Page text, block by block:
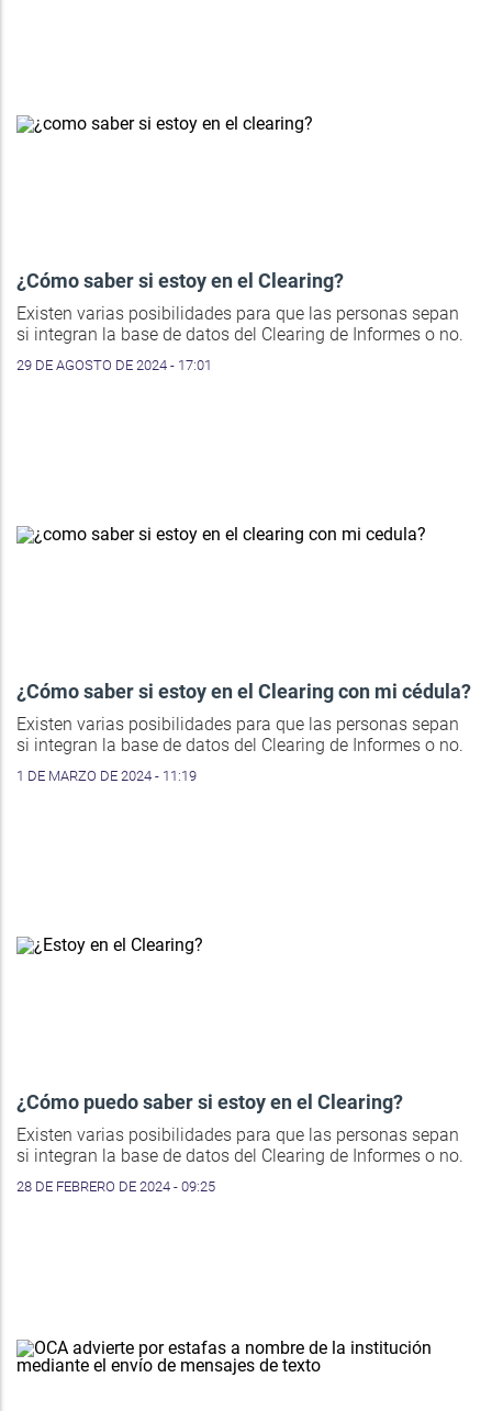
¿Cómo saber si estoy en el Clearing?
Existen varias posibilidades para que las personas sepan
si integran la base de datos del Clearing de Informes o no.
29 DE AGOSTO DE 2024 - 17:01
¿Cómo saber si estoy en el Clearing con mi cédula?
Existen varias posibilidades para que las personas sepan
si integran la base de datos del Clearing de Informes o no.
1 DE MARZO DE 2024 - 11:19
¿Cómo puedo saber si estoy en el Clearing?
Existen varias posibilidades para que las personas sepan
si integran la base de datos del Clearing de Informes o no.
28 DE FEBRERO DE 2024 - 09:25